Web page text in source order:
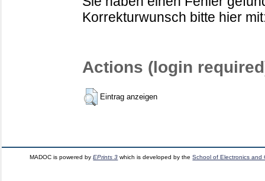
Korrekturwunsch bitte hier
Actions (login
Eintrag anzeigen
MADOC is powered byEPrints 3 which is developed by theSchool of Electronics and